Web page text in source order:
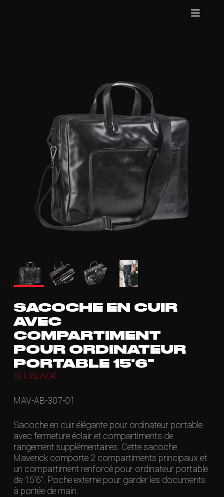
SACOCHE EN CUIR
AVEC
COMPARTIMENT
POUR ORDINATEUR
PORTABLE 15'6"
ALL BLACK
MAV-AB-307-01
Sacoche en cuir élégante pour ordinateur portable
avec fermeture éclair et compartiments de
rangement supplémentaires. Cette sacoche
Maverick comporte 2 compartiments principaux et
un compartiment renforcé pour ordinateur portable
de 15'6". Poche externe pour garder les documents
à portée de main.